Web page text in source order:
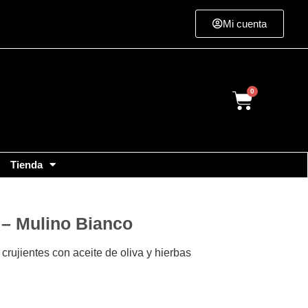
Mi cuenta
Cart
Tienda
Mulino Bianco
con aceite de oliva y hierbas